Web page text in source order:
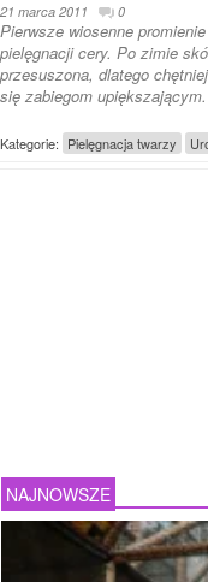
21 marca 2011 0
Pierwsze wiosenne
pielęgnacji cery. Po zimie
przesuszona, dlatego
się zabiegom upiększającym.
Kategorie: Pielęgnacja twarzy
NAJNOWSZE